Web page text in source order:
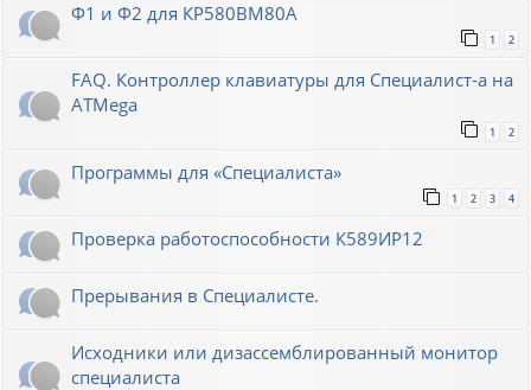
Ф1 и Ф2 для КР580ВМ80А
1 2
FAQ. Контроллер клавиатуры для Специалист-а на
ATMega
1 2
Программы для «Специалиста»
1 2 3 4
Проверка работоспособности К589ИР12
Прерывания в Специалисте.
Исходники или дизассемблированный монитор
специалиста